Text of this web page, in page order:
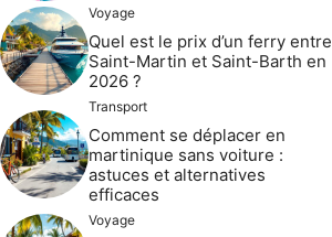
Voyage
Quel est le prix d’un ferry entre
Saint-Martin et Saint-Barth en
2026 ?
Transport
Comment se déplacer en
martinique sans voiture :
astuces et alternatives
efficaces
Voyage